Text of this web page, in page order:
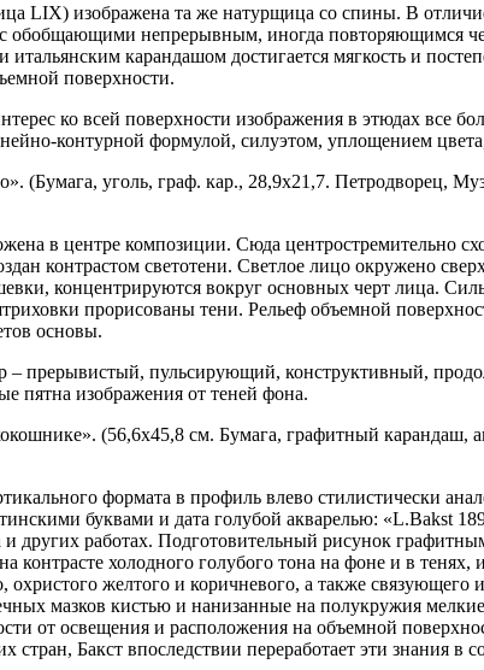
LIX) изображена та же натурщица со спины. В
обобщающими непрерывным, иногда повторяющимся
карандашом достигается мягкость и
поверхности.
ко всей поверхности изображения в этюдах все
контурной формулой, силуэтом, уплощением
(Бумага, уголь, граф. кар., 28,9х21,7. Петродворец,
в центре композиции. Сюда центростремительно
контрастом светотени. Светлое лицо окружено
концентрируются вокруг основных черт лица.
прорисованы тени. Рельеф объемной
основы.
– прерывистый, пульсирующий, конструктивный,
пятна изображения от теней фона.
(56,6х45,8 см. Бумага, графитный карандаш,
формата в профиль влево стилистически
буквами и дата голубой акварелью: «L.Bakst
других работах. Подготовительный рисунок
контрасте холодного голубого тона на фоне и в
охристого желтого и коричневого, а также
мазков кистью и нанизанные на полукружия
от освещения и расположения на объемной
стран, Бакст впоследствии переработает эти знания